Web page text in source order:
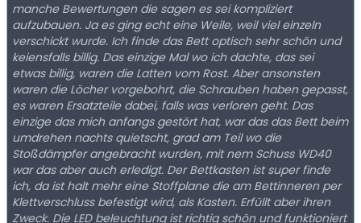
manche Bewertungen die sagen es sei kompliziert
aufzubauen. Ja es ging echt eine Weile, weil viel einzeln
verschickt wurde. Ich finde das Bett optisch sehr schön und
keiensfalls billig. Das einzige Mal wo ich dachte, das sei
etwas billig, waren die Latten vom Rost. Aber ansonsten
waren die Löcher vorgebohrt, die Schrauben haben gepasst,
es waren Ersatzteile dabei, falls was verloren geht. Das
einzige das mich anfangs gestört hat, war das das Bett beim
umdrehen nachts quietscht, grad am Teil wo die
Stoßdämpfer angebracht wurden, mit nem Schuss WD40
war das aber auch erledigt. Der Bettkasten ist super finde
ich, da ist halt mehr eine Stoffplane die am Bettinneren per
Klettverschluss befestigt wird, als Kasten. Erfüllt aber ihren
Zweck. Die LED beleuchtung ist richtig schön und funktioniert